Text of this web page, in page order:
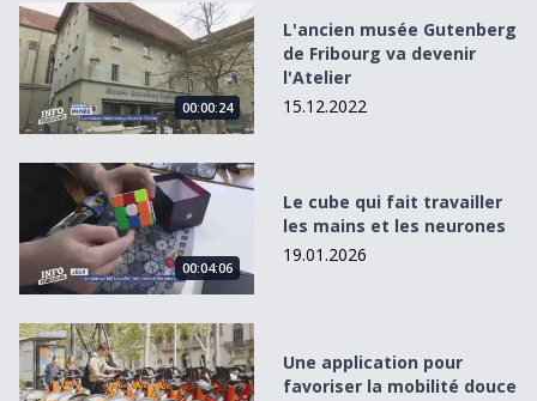
L&#039;ancien musée Gutenberg de Fribourg va devenir
00:00:24
L'ancien musée Gutenberg
de Fribourg va devenir
l'Atelier
15.12.2022
Le cube qui fait travailler les mains et les neurones
00:04:06
Le cube qui fait travailler
les mains et les neurones
19.01.2026
Une application pour favoriser la mobilité douce
Une application pour
favoriser la mobilité douce